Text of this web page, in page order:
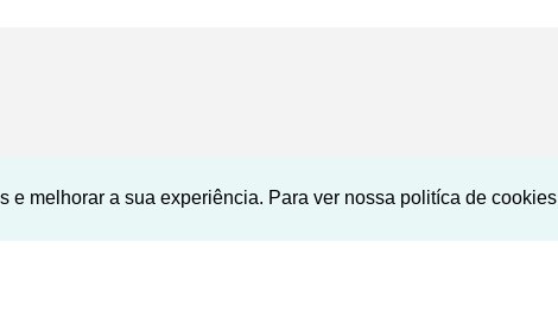
e melhorar a sua experiência. Para ver nossa politíca de cookies